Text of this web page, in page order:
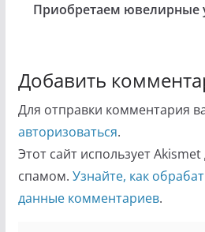
Приобретаем ювелирные
Добавить
Для отправки комментария
авторизоваться.
Этот сайт использует
спамом. Узнайте, как
данные комментариев.